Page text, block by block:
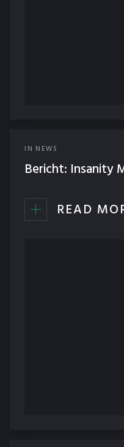
IN NEWS
Bericht: Insanity
READ